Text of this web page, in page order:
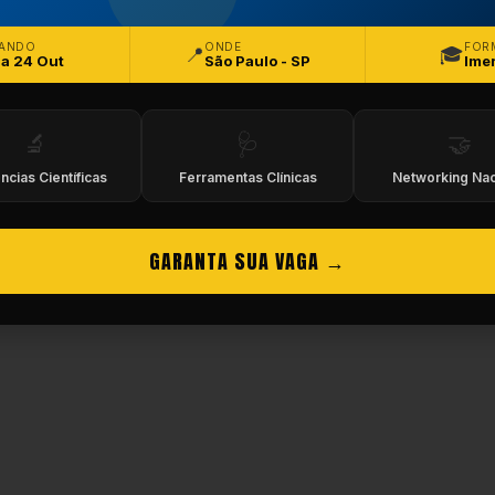
Reservados.
24 Out 📍 ONDE
São Paulo - SP 🎓
🔬
Científicas
🩺
Ferramentas Clínicas
🤝
Networking
GARANTA SUA VAGA →